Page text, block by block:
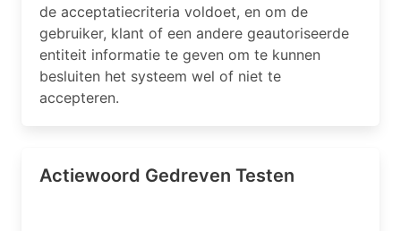
de acceptatiecriteria voldoet, en om de
gebruiker, klant of een andere geautoriseerde
entiteit informatie te geven om te kunnen
besluiten het systeem wel of niet te
accepteren.
Actiewoord Gedreven Testen